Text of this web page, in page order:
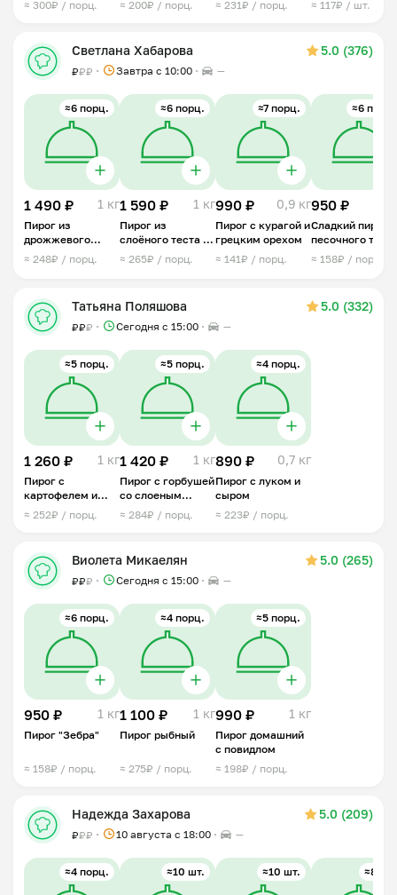
≈ 300₽ / порц.
≈ 200₽ / порц.
≈ 231₽ / порц. ≈ 117₽ / шт.
Светлана Хабарова 5.0 (376)
₽₽₽ Завтра c 10:00 —
≈6 порц.
1 490 ₽ 1 кг
Пирог из
дрожжевого
теста с
картофелем и
≈ 248₽ / порц.
≈6 порц.
1 590 ₽ 1 кг
Пирог из
слоёного теста с
горбушей
≈ 265₽ / порц.
≈7 порц.
990 ₽ 0,9 кг
Пирог с курагой и
грецким орехом
≈ 141₽ / порц.
≈6 порц.
950 ₽
Сладкий пирог
песочного теста
≈ 158₽ / порц.
Татьяна Поляшова 5.0 (332)
₽₽₽ Сегодня с 15:00 —
≈5 порц.
1 260 ₽ 1 кг
Пирог с
картофелем и
куриной грудкой
≈ 252₽ / порц.
≈5 порц.
1 420 ₽ 1 кг
Пирог с горбушей
со слоеным
дрожжевым
≈ 284₽ / порц.
≈4 порц.
890 ₽ 0,7 кг
Пирог с луком и
сыром
≈ 223₽ / порц.
Виолета Микаелян 5.0 (265)
₽₽₽ Сегодня с 15:00 —
≈6 порц.
950 ₽ 1 кг
Пирог "Зебра"
≈ 158₽ / порц.
≈4 порц.
1 100 ₽ 1 кг
Пирог рыбный
≈ 275₽ / порц.
≈5 порц.
990 ₽ 1 кг
Пирог домашний
с повидлом
≈ 198₽ / порц.
Надежда Захарова 5.0 (209)
₽₽₽ 10 августа с 18:00 —
≈4 порц. ≈10 шт. ≈10 шт. ≈8 шт.